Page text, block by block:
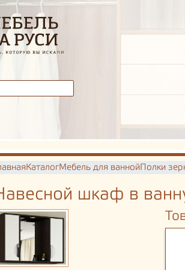
КаталогМебель для ваннойПолки
шкаф в